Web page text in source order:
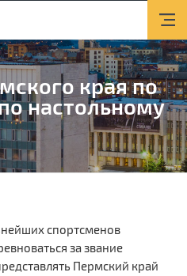
объекты
поддержка
края по
настольному
спортсменов
за звание
Пермский край